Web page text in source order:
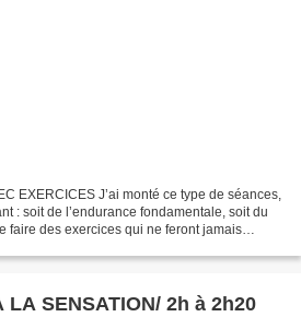
EXERCICES J’ai monté ce type de séances,
: soit de l’endurance fondamentale, soit du
faire des exercices qui ne feront jamais
LA SENSATION/ 2h à 2h20